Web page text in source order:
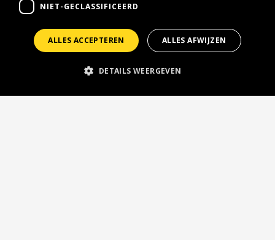
NIET-GECLASSIFICEERD
ALLES ACCEPTEREN ALLES AFWIJZEN
DETAILS WEERGEVEN